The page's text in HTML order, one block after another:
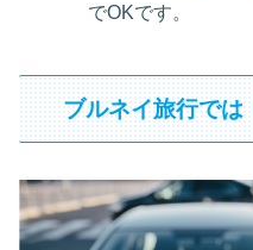
でOKです。
ブルネイ旅行では